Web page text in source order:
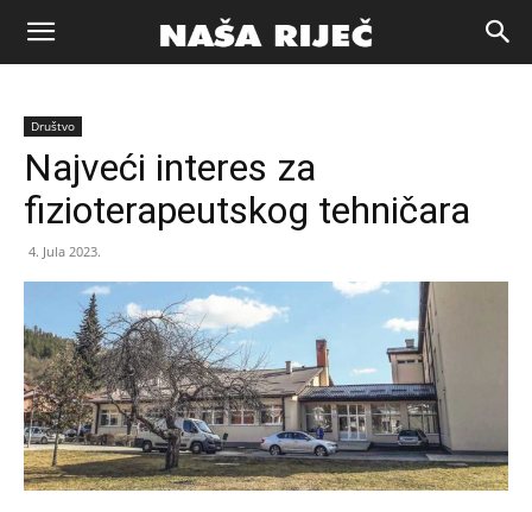
Naša
riječ
Društvo
Najveći interes za
fizioterapeutskog tehničara
4. Jula 2023.